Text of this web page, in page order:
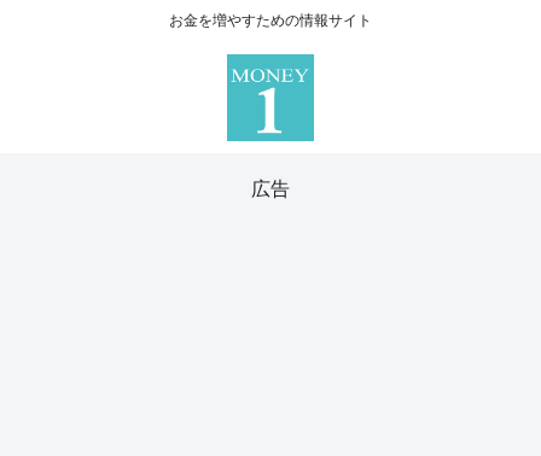
お金を増やすための情報サイト
広告